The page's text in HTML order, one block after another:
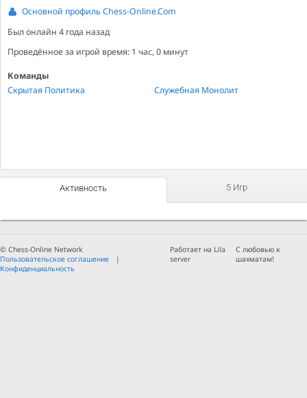
Основной профиль Chess-Online.Com
Был онлайн 4 года назад
Проведённое за игрой время: 1 час, 0 минут
Команды
Скрытая Политика
Служебная Монолит
Активность 5 Игр
© Chess-Online Network
Пользовательское соглашение
Конфиденциальность
Работает на Lila
server
С любовью к
шахматам!